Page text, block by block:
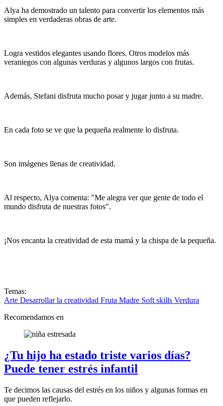
Alya ha demostrado un talento para convertir los elementos más
simples en verdaderas obras de arte.
Logra vestidos elegantes usando flores. Otros modelos más
veraniegos con algunas verduras y algunos largos con frutas.
Además, Stefani disfruta mucho posar y jugar junto a su madre.
En cada foto se ve que la pequeña realmente lo disfruta.
Son imágenes llenas de creatividad.
Al respecto, Alya comenta: "Me alegra ver que gente de todo el
mundo disfruta de nuestras fotos".
¡Nos encanta la creatividad de esta mamá y la chispa de la pequeña.
Temas:
Arte Desarrollar la creatividad Fruta Madre Soft skills Verdura
Recomendamos en
¿Tu hijo ha estado triste varios días?
Puede tener estrés infantil
Te decimos las causas del estrés en los niños y algunas formas en
que pueden reflejarlo.